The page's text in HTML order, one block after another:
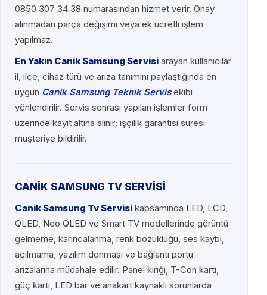
0850 307 34 38 numarasından hizmet verir. Onay
alınmadan parça değişimi veya ek ücretli işlem
yapılmaz.
En Yakın Canik Samsung Servisi arayan kullanıcılar
il, ilçe, cihaz türü ve arıza tanımını paylaştığında en
uygun Canik Samsung Teknik Servisekibi
yönlendirilir. Servis sonrası yapılan işlemler form
üzerinde kayıt altına alınır; işçilik garantisi süresi
müşteriye bildirilir.
CANİK SAMSUNG TV SERVİSİ
Canik Samsung Tv Servisi kapsamında LED, LCD,
QLED, Neo QLED ve Smart TV modellerinde görüntü
gelmeme, karıncalanma, renk bozukluğu, ses kaybı,
açılmama, yazılım donması ve bağlantı portu
arızalarına müdahale edilir. Panel kırığı, T-Con kartı,
güç kartı, LED bar ve anakart kaynaklı sorunlarda